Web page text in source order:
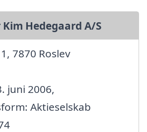
Hedegaard A/S
7870 Roslev
juni 2006,
Aktieselskab